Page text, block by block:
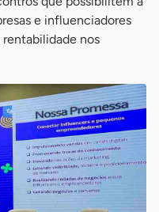
e influenciadores
nos